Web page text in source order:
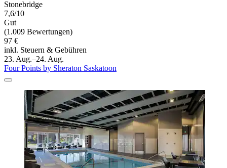
Stonebridge
7,6/10
Gut
(1.009 Bewertungen)
97 €
inkl. Steuern & Gebühren
23. Aug.–24. Aug.
Four Points by Sheraton Saskatoon